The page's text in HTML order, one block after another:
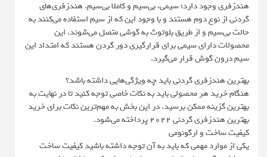
هندزفری وجود دارد؛ سیمی، بی‌سیم و کاملا بی‌سیم. هندزفری‌های
گردنی از نوع دوم هستند و با وجود این که از سیم استفاده می‌کنند به
حالت بی‌سیم و از طریق بلوتوث به گوشی متصل می‌شوند. این
محصولات دارای سیمی برای قرارگیری دور گردن هستند که امتداد این
سیم درون گوش قرار می‌گیرد.
بهترین هندزفری گردنی باید چه ویژگی‌هایی داشته باشد؟
هنگام خرید هر محصولی باید به نکات خاصی توجه کنید تا در نهایت به
بهترین گزینه ممکن برسید. در این بخش به مهم‌ترین نکات برای خرید
بهترین هندزفری گردنی 2022 پرداخته می‌شود.
کیفیت ساخت و ارگونومی
یکی از موارد مهمی که باید به آن توجه داشته باشید کیفیت ساخت